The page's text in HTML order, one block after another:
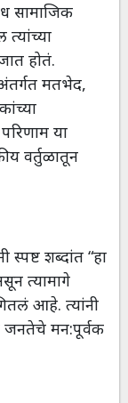
सामाजिक
होतं.
अंतर्गत मतभेद,
या
वर्तुळातून
शब्दांत “हा
त्यामागे
आहे. त्यांनी
जनतेचे मन:पूर्वक